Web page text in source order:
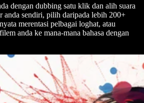
dengan dubbing satu klik dan alih suara
anda sendiri, pilih daripada lebih 200+
merentasi pelbagai loghat, atau
anda ke mana-mana bahasa dengan